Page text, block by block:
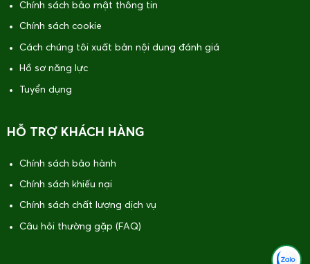
Chính sách bảo mật thông tin
Chính sách cookie
Cách chúng tôi xuất bản nội dung đánh giá
Hồ sơ năng lực
Tuyển dụng
HỖ TRỢ KHÁCH HÀNG
Chính sách bảo hành
Chính sách khiếu nại
Chính sách chất lượng dịch vụ
Câu hỏi thường gặp (FAQ)